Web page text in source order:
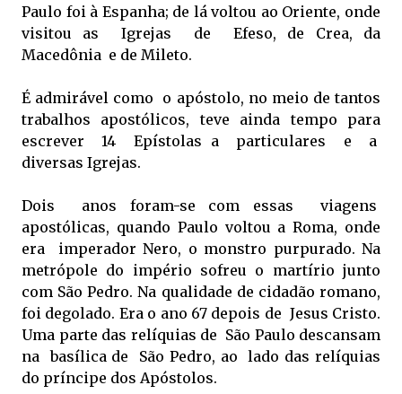
Paulo foi à Espanha; de lá voltou ao Oriente, onde
visitou as Igrejas de Efeso, de Crea, da
Macedônia e de Mileto.
É admirável como o apóstolo, no meio de tantos
trabalhos apostólicos, teve ainda tempo para
escrever 14 Epístolas a particulares e a
diversas Igrejas.
Dois anos foram-se com essas viagens
apostólicas, quando Paulo voltou a Roma, onde
era imperador Nero, o monstro purpurado. Na
metrópole do império sofreu o martírio junto
com São Pedro. Na qualidade de cidadão romano,
foi degolado. Era o ano 67 depois de Jesus Cristo.
Uma parte das relíquias de São Paulo descansam
na basílica de São Pedro, ao lado das relíquias
do príncipe dos Apóstolos.